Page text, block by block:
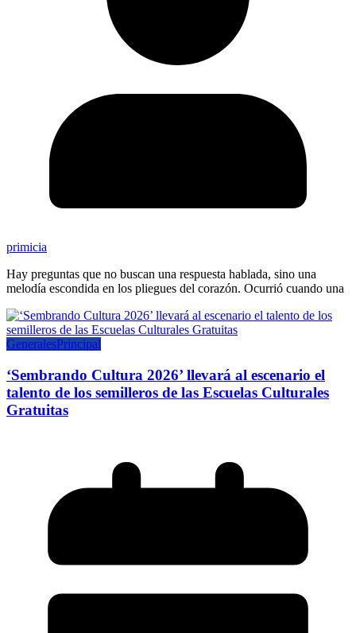
primicia
Hay preguntas que no buscan una respuesta hablada, sino una
melodía escondida en los pliegues del corazón. Ocurrió cuando una
GeneralesPrincipal
‘Sembrando Cultura 2026’ llevará al escenario el
talento de los semilleros de las Escuelas Culturales
Gratuitas